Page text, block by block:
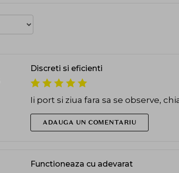
Discreti si eficienti
Ii port si ziua fara sa se observe,
ADAUGA UN COMENTARIU
Functioneaza cu adevarat